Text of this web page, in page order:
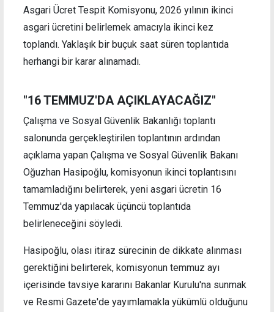
Asgari Ücret Tespit Komisyonu, 2026 yılının ikinci
asgari ücretini belirlemek amacıyla ikinci kez
toplandı. Yaklaşık bir buçuk saat süren toplantıda
herhangi bir karar alınamadı.
"16 TEMMUZ'DA AÇIKLAYACAĞIZ"
Çalışma ve Sosyal Güvenlik Bakanlığı toplantı
salonunda gerçekleştirilen toplantının ardından
açıklama yapan Çalışma ve Sosyal Güvenlik Bakanı
Oğuzhan Hasipoğlu, komisyonun ikinci toplantısını
tamamladığını belirterek, yeni asgari ücretin 16
Temmuz'da yapılacak üçüncü toplantıda
belirleneceğini söyledi.
Hasipoğlu, olası itiraz sürecinin de dikkate alınması
gerektiğini belirterek, komisyonun temmuz ayı
içerisinde tavsiye kararını Bakanlar Kurulu'na sunmak
ve Resmi Gazete'de yayımlamakla yükümlü olduğunu